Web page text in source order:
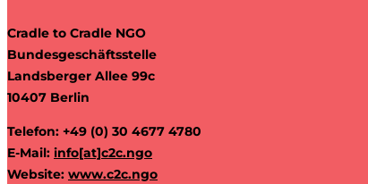
Cradle to Cradle NGO
Bundesgeschäftsstelle
Landsberger Allee 99c
10407 Berlin
Telefon: +49 (0) 30 4677 4780
E-Mail: info[at]c2c.ngo
Website: www.c2c.ngo